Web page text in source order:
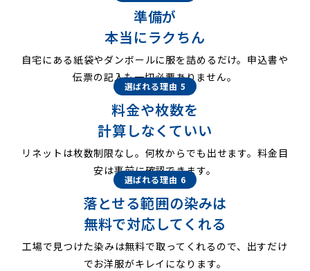
準備が
本当にラクちん
自宅にある紙袋やダンボールに服を詰めるだけ。申込書や
伝票の記入も一切必要ありません。
選ばれる理由 5
料金や枚数を
計算しなくていい
リネットは枚数制限なし。何枚からでも出せます。料金目
安は事前に確認できます。
選ばれる理由 6
落とせる範囲の染みは
無料で対応してくれる
工場で見つけた染みは無料で取ってくれるので、出すだけ
でお洋服がキレイになります。